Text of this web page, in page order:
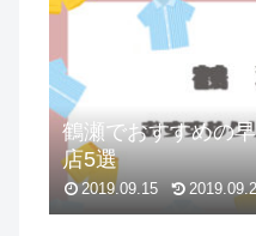
鶴瀬でおすすめの
店5選
2019.09.15